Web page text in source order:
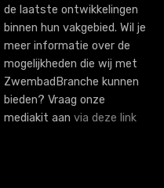
de laatste ontwikkelingen
binnen hun vakgebied. Wil je
meer informatie over de
mogelijkheden die wij met
ZwembadBranche kunnen
bieden? Vraag onze
mediakit aan via deze link